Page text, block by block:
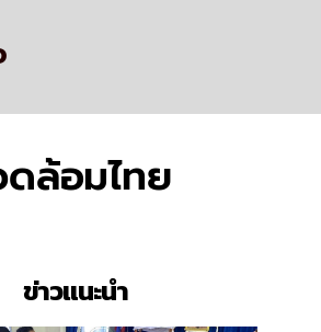
ล้อมไทย
ข่าวแนะนำ